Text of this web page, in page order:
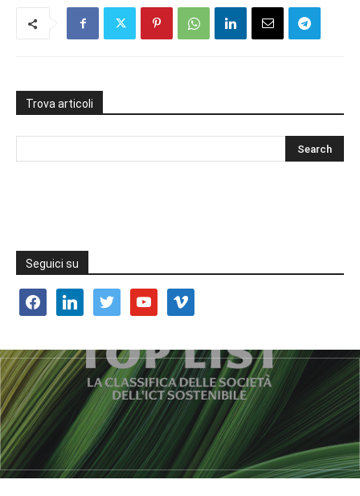
Trova articoli
Seguici su
facebooklinkedin twitter youtube vimeo